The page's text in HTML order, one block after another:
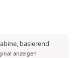
basierend
anzeigen